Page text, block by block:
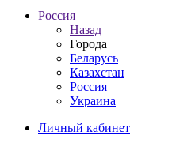
Россия
Назад
Города
Беларусь
Казахстан
Россия
Украина
Личный кабинет